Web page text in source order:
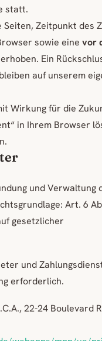
statt.
Zeitpunkt des
sowie einevor
erhoben. Ein
auf unserem
Wirkung für die
in Ihrem Browser
und Verwaltung
Art. 6
gesetzlicher
und
erforderlich.
22-24 Boulevard